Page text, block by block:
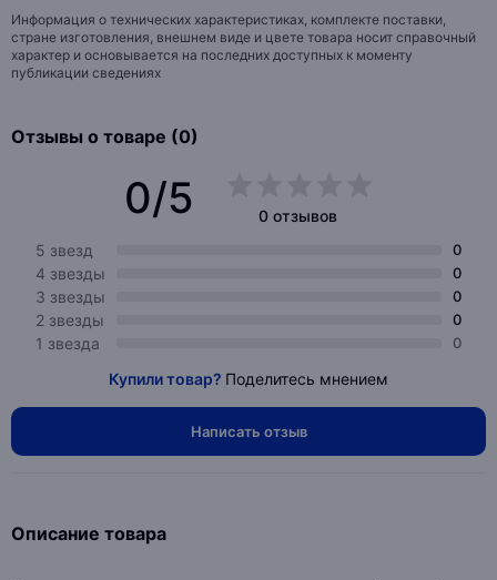
Информация о технических характеристиках, комплекте поставки,
стране изготовления, внешнем виде и цвете товара носит справочный
характер и основывается на последних доступных к моменту
публикации сведениях
Отзывы о товаре (0)
0/5
0 отзывов
5 звезд
0
4 звезды 0
3 звезды 0
2 звезды 0
1 звезда 0
Купили товар? Поделитесь мнением
Написать отзыв
Описание товара